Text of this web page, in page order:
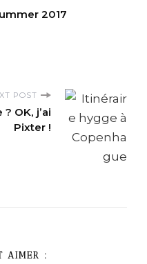
2017
POST
OK, j’ai
Pixter !
AIMER :